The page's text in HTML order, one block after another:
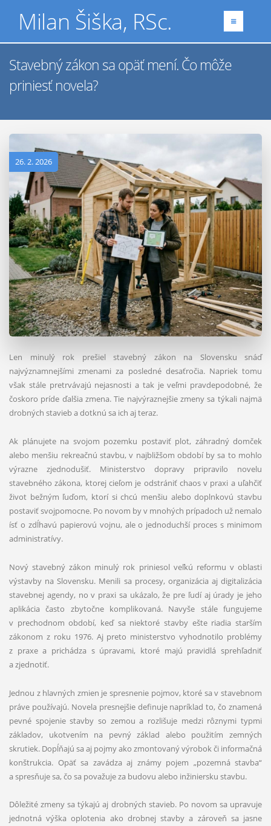
Milan Šiška, RSc.
Stavebný zákon sa opäť mení. Čo môže
priniesť novela?
26. 2. 2026
Len minulý rok prešiel stavebný zákon na Slovensku snáď
najvýznamnejšími zmenami za posledné desaťročia. Napriek tomu
však stále pretrvávajú nejasnosti a tak je veľmi pravdepodobné, že
čoskoro príde ďalšia zmena. Tie najvýraznejšie zmeny sa týkali najmä
drobných stavieb a dotknú sa ich aj teraz.
Ak plánujete na svojom pozemku postaviť plot, záhradný domček
alebo menšiu rekreačnú stavbu, v najbližšom období by sa to mohlo
výrazne zjednodušiť. Ministerstvo dopravy pripravilo novelu
stavebného zákona, ktorej cieľom je odstrániť chaos v praxi a uľahčiť
život bežným ľuďom, ktorí si chcú menšiu alebo doplnkovú stavbu
postaviť svojpomocne. Po novom by v mnohých prípadoch už nemalo
ísť o zdĺhavú papierovú vojnu, ale o jednoduchší proces s minimom
administratívy.
Nový stavebný zákon minulý rok priniesol veľkú reformu v oblasti
výstavby na Slovensku. Menili sa procesy, organizácia aj digitalizácia
stavebnej agendy, no v praxi sa ukázalo, že pre ľudí aj úrady je jeho
aplikácia často zbytočne komplikovaná. Navyše stále fungujeme
v prechodnom období, keď sa niektoré stavby ešte riadia starším
zákonom z roku 1976. Aj preto ministerstvo vyhodnotilo problémy
z praxe a prichádza s úpravami, ktoré majú pravidlá sprehľadniť
a zjednotiť.
Jednou z hlavných zmien je spresnenie pojmov, ktoré sa v stavebnom
práve používajú. Novela presnejšie definuje napríklad to, čo znamená
pevné spojenie stavby so zemou a rozlišuje medzi rôznymi typmi
základov, ukotvením na pevný základ alebo použitím zemných
skrutiek. Dopĺňajú sa aj pojmy ako zmontovaný výrobok či informačná
konštrukcia. Opäť sa zavádza aj známy pojem „pozemná stavba“
a spresňuje sa, čo sa považuje za budovu alebo inžiniersku stavbu.
Dôležité zmeny sa týkajú aj drobných stavieb. Po novom sa upravuje
jednotná výška oplotenia ako drobnej stavby a zároveň sa jasne